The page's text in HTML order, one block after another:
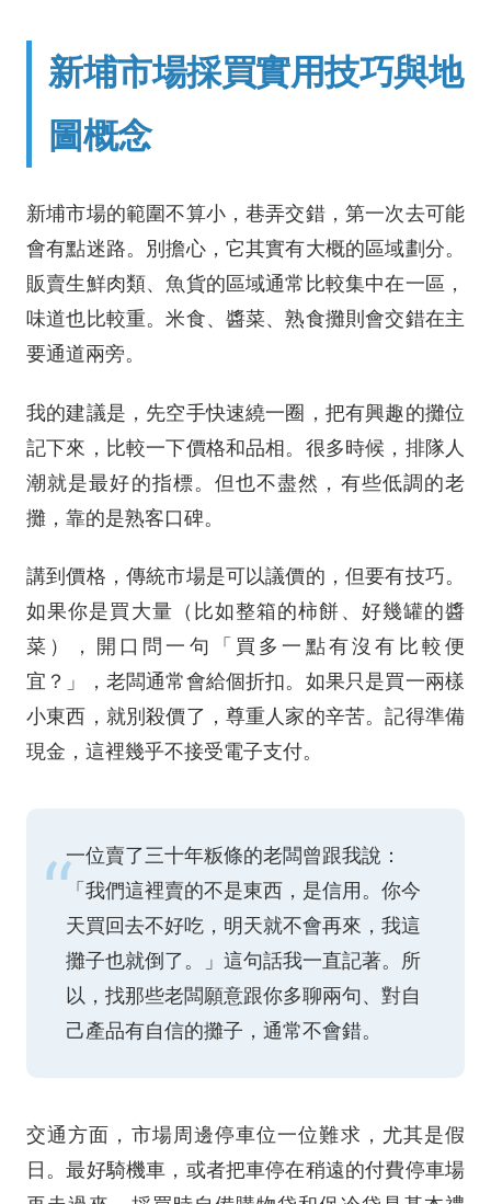
新埔市場採買實用技巧與地
圖概念
新埔市場的範圍不算小，巷弄交錯，第一次去可能
會有點迷路。別擔心，它其實有大概的區域劃分。
販賣生鮮肉類、魚貨的區域通常比較集中在一區，
味道也比較重。米食、醬菜、熟食攤則會交錯在主
要通道兩旁。
我的建議是，先空手快速繞一圈，把有興趣的攤位
記下來，比較一下價格和品相。很多時候，排隊人
潮就是最好的指標。但也不盡然，有些低調的老
攤，靠的是熟客口碑。
講到價格，傳統市場是可以議價的，但要有技巧。
如果你是買大量（比如整箱的柿餅、好幾罐的醬
菜），開口問一句「買多一點有沒有比較便
宜？」，老闆通常會給個折扣。如果只是買一兩樣
小東西，就別殺價了，尊重人家的辛苦。記得準備
現金，這裡幾乎不接受電子支付。
一位賣了三十年粄條的老闆曾跟我說：
「我們這裡賣的不是東西，是信用。你今
天買回去不好吃，明天就不會再來，我這
攤子也就倒了。」這句話我一直記著。所
以，找那些老闆願意跟你多聊兩句、對自
己產品有自信的攤子，通常不會錯。
交通方面，市場周邊停車位一位難求，尤其是假
日。最好騎機車，或者把車停在稍遠的付費停車場